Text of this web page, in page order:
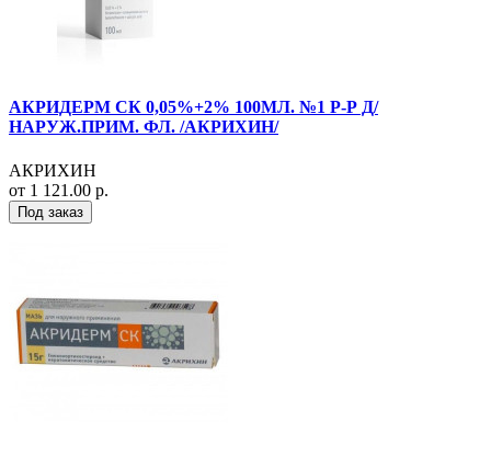
АКРИДЕРМ СК 0,05%+2% 100МЛ. №1 Р-Р Д/
НАРУЖ.ПРИМ. ФЛ. /АКРИХИН/
АКРИХИН
от 1 121.00 р.
Под заказ